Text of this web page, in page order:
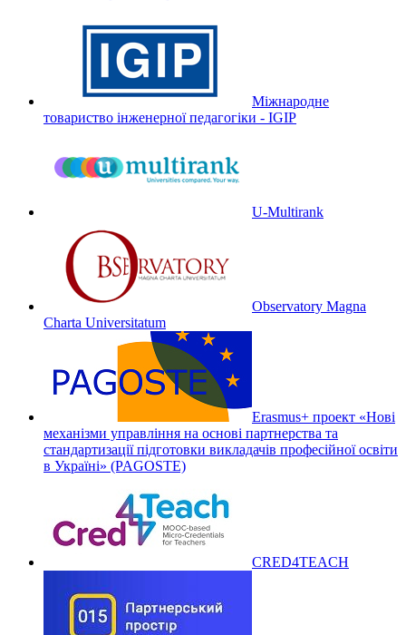
Міжнародне
товариство інженерної педагогіки - IGIP
U-Multirank
Observatory Magna
Charta Universitatum
Erasmus+ проект «Нові
механізми управління на основі партнерства та
стандартизації підготовки викладачів професійної освіти
в Україні» (PAGOSTE)
CRED4TEACH